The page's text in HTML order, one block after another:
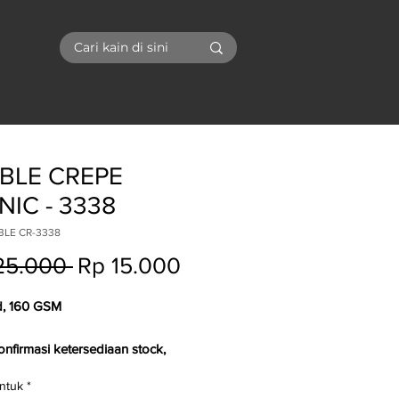
CREPE
- 3338
CR-3338
Regular
Rp 15.000
160 GSM
ketersediaan stock,
dapat menghubungi Admin
*